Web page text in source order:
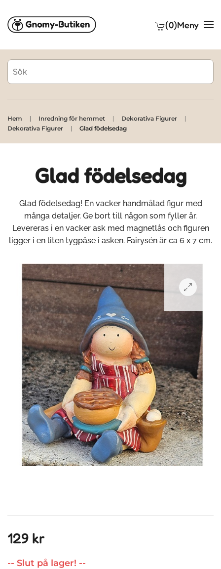
Skip to main content (0)Meny
Hem Inredning för hemmet
Dekorativa Figurer
Dekorativa Figurer
Glad födelsedag
Glad födelsedag
Glad födelsedag! En vacker handmålad figur med
många detaljer. Ge bort till någon som fyller år.
Levereras i en vacker ask med magnetlås och figuren
ligger i en liten tygpåse i asken. Fairysén är ca 6 x 7 cm.
129 kr
-- Slut på lager! --